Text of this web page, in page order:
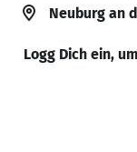
Neuburg an
Logg Dich ein,